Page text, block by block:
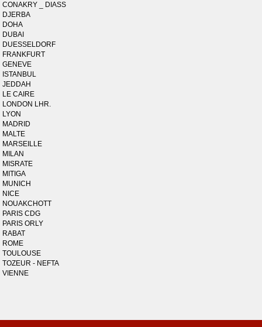
CONAKRY _ DIASS
DJERBA
DOHA
DUBAI
DUESSELDORF
FRANKFURT
GENEVE
ISTANBUL
JEDDAH
LE CAIRE
LONDON LHR.
LYON
MADRID
MALTE
MARSEILLE
MILAN
MISRATE
MITIGA
MUNICH
NICE
NOUAKCHOTT
PARIS CDG
PARIS ORLY
RABAT
ROME
TOULOUSE
TOZEUR - NEFTA
VIENNE